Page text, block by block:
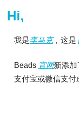
Hi,
我是李马克，这是
Beads 官网新添加
支付宝或微信支付